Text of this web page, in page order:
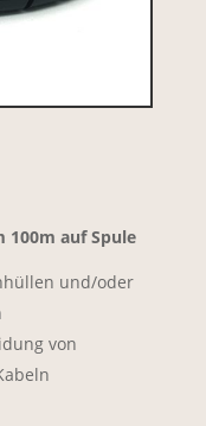
100m auf Spule
und/oder
von